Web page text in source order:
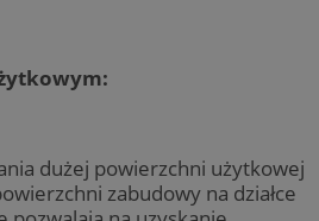
dużej powierzchni użytkowej
zabudowy na działce